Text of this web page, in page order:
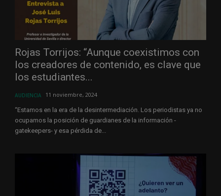
Rojas Torrijos: “Aunque coexistimos con
los creadores de contenido, es clave que
los estudiantes...
AUDIENCIA 11 noviembre, 2024
“Estamos en la era de la desintermediación. Los periodistas ya no
ocupamos la posición de guardianes de la información -
gatekeepers- y esa pérdida de...